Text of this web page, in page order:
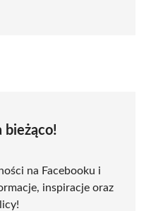
bieżąco!
na Facebooku i
inspiracje oraz